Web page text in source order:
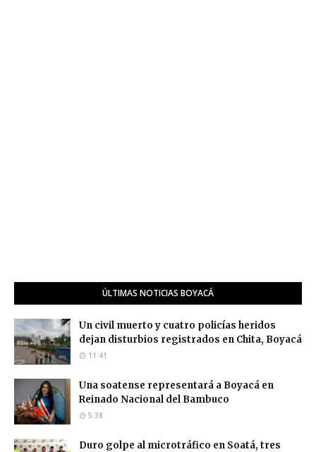
ÚLTIMAS NOTICIAS BOYACÁ
Un civil muerto y cuatro policías heridos
dejan disturbios registrados en Chita, Boyacá
11:41
Una soatense representará a Boyacá en
Reinado Nacional del Bambuco
5:38
Duro golpe al microtráfico en Soatá, tres